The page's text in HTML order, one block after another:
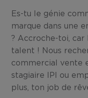
Es-tu le génie
marque dans une
? Accroche-toi, car
talent ! Nous
commercial vente
stagiaire IPI ou
plus, ton job de